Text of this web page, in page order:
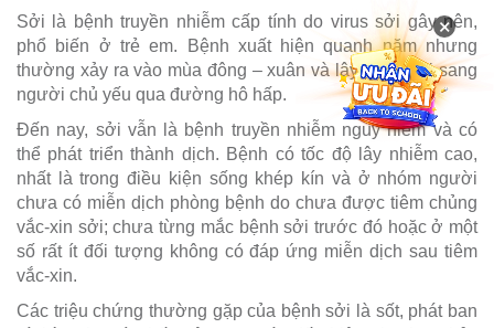
Sởi là bệnh truyền nhiễm cấp tính do virus sởi gây nên,
phổ biến ở trẻ em. Bệnh xuất hiện quanh năm nhưng
thường xảy ra vào mùa đông – xuân và lây từ người sang
người chủ yếu qua đường hô hấp.
Ðến nay, sởi vẫn là bệnh truyền nhiễm nguy hiểm và có
thể phát triển thành dịch. Bệnh có tốc độ lây nhiễm cao,
nhất là trong điều kiện sống khép kín và ở nhóm người
chưa có miễn dịch phòng bệnh do chưa được tiêm chủng
vắc-xin sởi; chưa từng mắc bệnh sởi trước đó hoặc ở một
số rất ít đối tượng không có đáp ứng miễn dịch sau tiêm
vắc-xin.
Các triệu chứng thường gặp của bệnh sởi là sốt, phát ban
×